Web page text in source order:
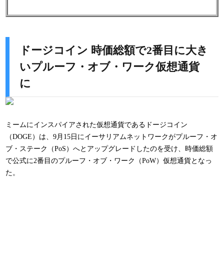
ドージコイン 時価総額で2番目に大き
いプルーフ・オブ・ワーク仮想通貨
に
ミームにインスパイアされた仮想通貨であるドージコイン
（DOGE）は、9月15日にイーサリアムネットワークがプルーフ・オ
ブ・ステーク（PoS）へとアップグレードしたのを受け、時価総額
で公式に2番目のプルーフ・オブ・ワーク（PoW）仮想通貨となっ
た。